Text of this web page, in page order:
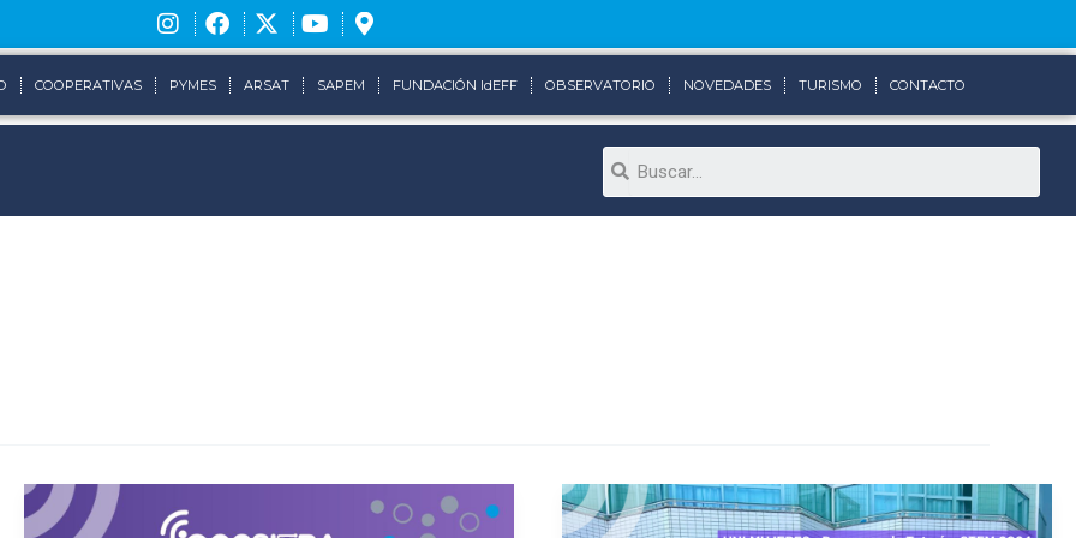
COOPERATIVAS PYMES ARSAT SAPEM FUNDACIÓN IdEFF OBSERVATORIO NOVEDADES TURISMO CONTACTO
Search